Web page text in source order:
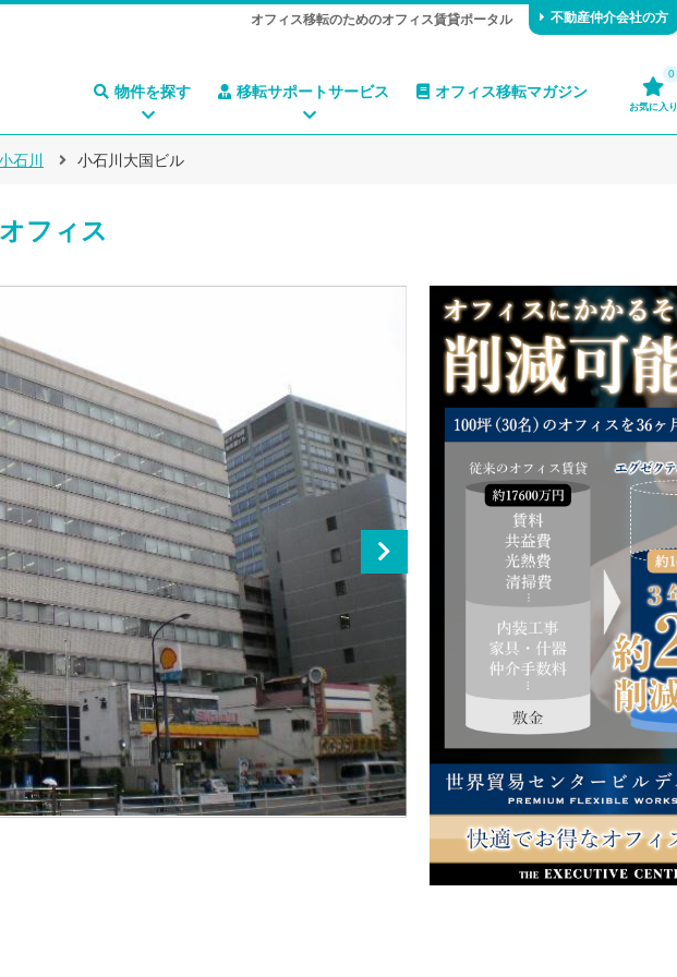
オフィス移転のためのオフィス賃貸ポータル 不動産仲介会社の方
物件を探す 移転サポートサービス オフィス移転マガジン
0
お気に入り
石川 小石川大国ビル
フィス